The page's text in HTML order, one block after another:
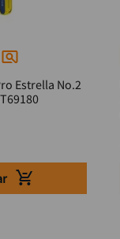
Estrella No.2